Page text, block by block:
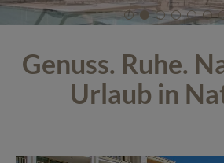
Genuss. Ruhe.
Urlaub in